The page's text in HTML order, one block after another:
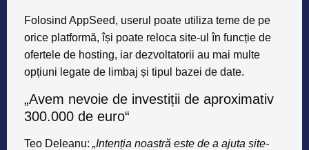
Folosind AppSeed, userul poate utiliza teme de pe
orice platformă, își poate reloca site-ul în funcție de
ofertele de hosting, iar dezvoltatorii au mai multe
opțiuni legate de limbaj și tipul bazei de date.
„Avem nevoie de investiții de aproximativ
300.000 de euro“
Teo Deleanu: „Intenția noastră este de a ajuta site-